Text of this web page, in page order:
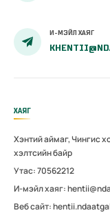
И-МЭЙЛ ХАЯГ
ХАЯГ
Хэнтий аймаг, Чингис
хэлтсийн байр
Утас: 70562212
И-мэйл хаяг:
Веб сайт: